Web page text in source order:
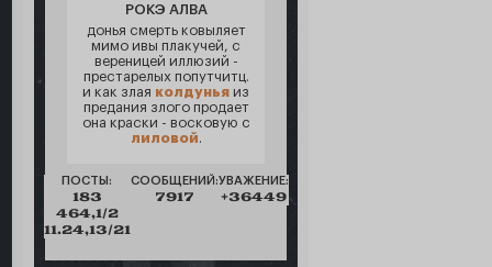
РОКЭ АЛВА
донья смерть ковыляет
мимо ивы плакучей, с
вереницей иллюзий -
престарелых попутчитц.
и как злая колдунья из
предания злого продает
она краски - восковую с
лиловой
ПОСТЫ:
183
464,1/2
11.24,13/21
СООБЩЕНИЙ:
7917
УВАЖЕНИЕ:
+36449